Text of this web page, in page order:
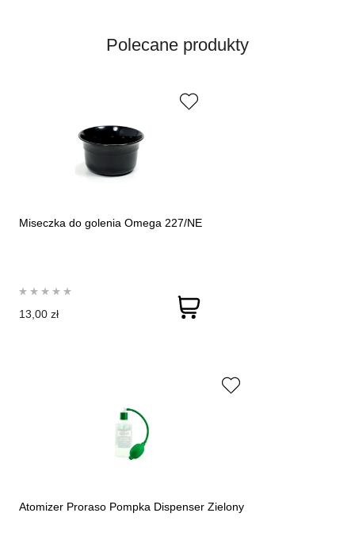
Polecane produkty
Miseczka do golenia Omega 227/NE
13,00 zł
Atomizer Proraso Pompka Dispenser Zielony